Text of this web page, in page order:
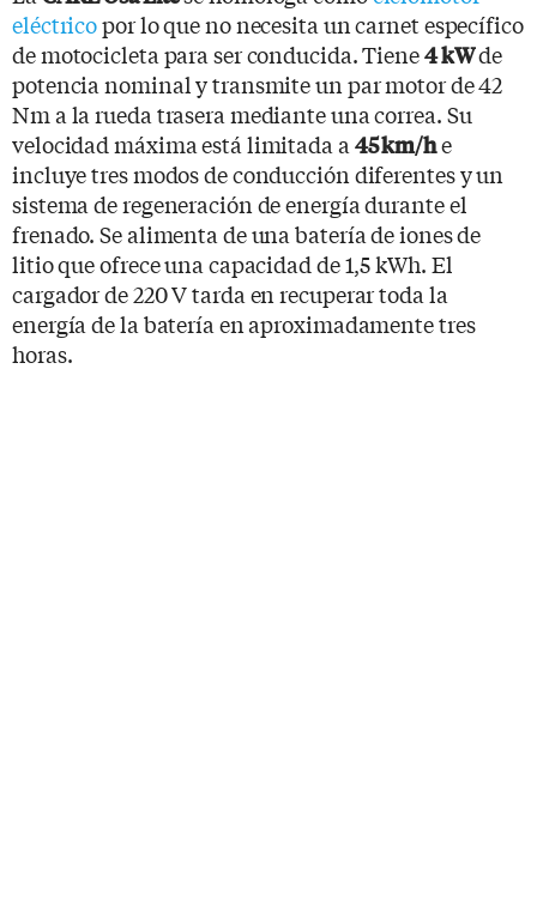
eléctricopor lo que no necesita un carnet específico
de motocicleta para ser conducida. Tiene4 kWde
potencia nominal y transmite un par motor de 42
Nm a la rueda trasera mediante una correa. Su
velocidad máxima está limitada a 45 km/he
incluye tres modos de conducción diferentes y un
sistema de regeneración de energía durante el
frenado. Se alimenta de una batería de iones de
litio que ofrece una capacidad de 1,5 kWh. El
cargador de 220 V tarda en recuperar toda la
energía de la batería en aproximadamente tres
horas.